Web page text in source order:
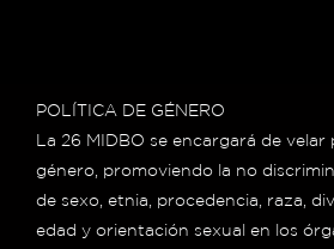
POLÍTICA DE GÉNERO
La 26 MIDBO se encargará de velar
género, promoviendo la no
de sexo, etnia, procedencia, raza,
edad y orientación sexual en los